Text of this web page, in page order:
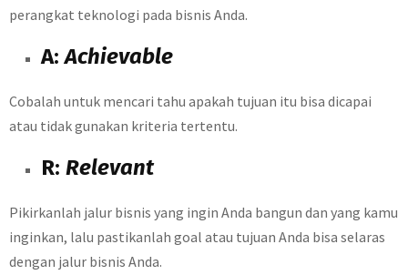
perangkat teknologi pada bisnis Anda.
A:Achievable
Cobalah untuk mencari tahu apakah tujuan itu bisa dicapai
atau tidak gunakan kriteria tertentu.
R: Relevant
Pikirkanlah jalur bisnis yang ingin Anda bangun dan yang kamu
inginkan, lalu pastikanlah goal atau tujuan Anda bisa selaras
dengan jalur bisnis Anda.